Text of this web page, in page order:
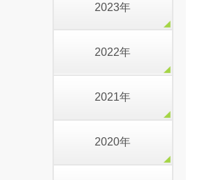
2023年
2022年
2021年
2020年